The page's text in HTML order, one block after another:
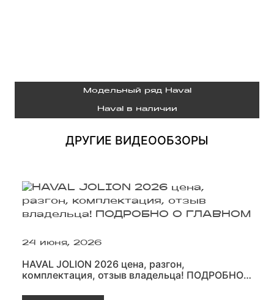
Модельный ряд Haval
Haval в наличии
ДРУГИЕ ВИДЕООБЗОРЫ
24 июня, 2026
HAVAL JOLION 2026 цена, разгон,
комплектация, отзыв владельца! ПОДРОБНО